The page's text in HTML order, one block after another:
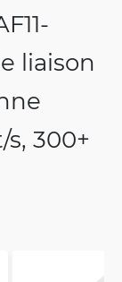
liaison
s, 300+